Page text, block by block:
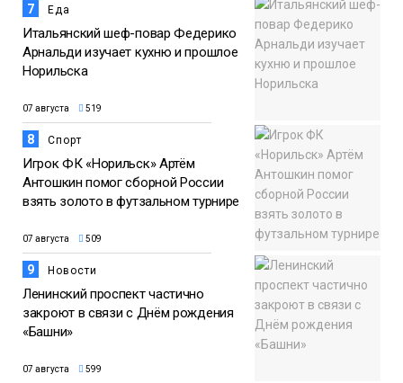
7 Еда
Итальянский шеф-повар Федерико
Арнальди изучает кухню и прошлое
Норильска
07 августа 519
8 Спорт
Игрок ФК «Норильск» Артём
Антошкин помог сборной России
взять золото в футзальном турнире
07 августа 509
9 Новости
Ленинский проспект частично
закроют в связи с Днём рождения
«Башни»
07 августа 599